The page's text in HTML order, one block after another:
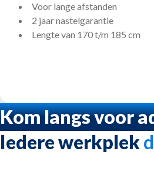
Voor lange afstanden
2 jaar nastelgarantie
Lengte van 170 t/m 185 cm
Kom langs voor
Iedere werkplek